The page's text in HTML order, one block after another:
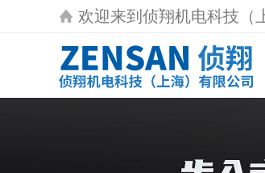
欢迎来到 侦翔机电科技（